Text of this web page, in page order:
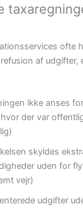
ofte
af udgifter,
ikke anses
hvor der var
skyldes
uden for
vejr)
udgifter